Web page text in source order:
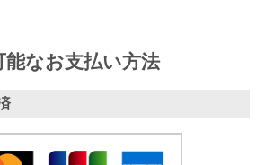
能なお支払い方法